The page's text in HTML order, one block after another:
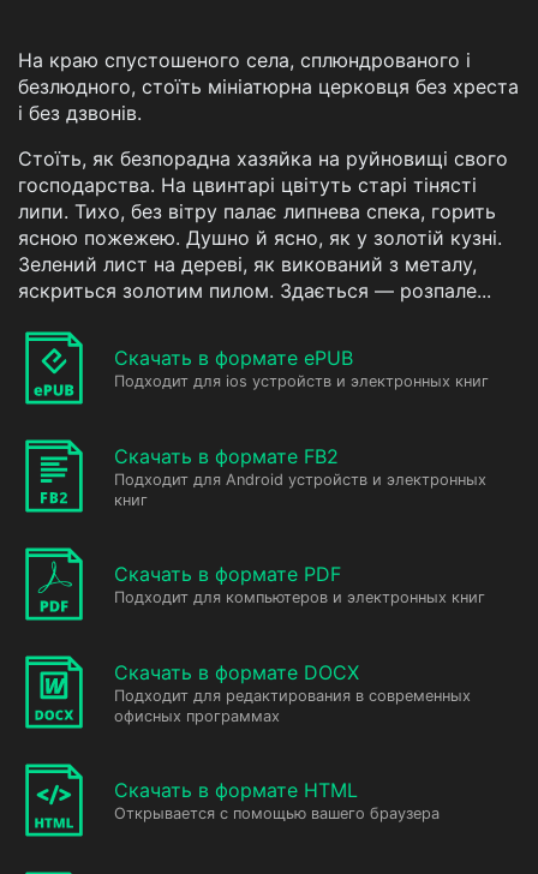
На краю спустошеного села, сплюндрованого і
безлюдного, стоїть мініатюрна церковця без хреста
і без дзвонів.
Стоїть, як безпорадна хазяйка на руйновищі свого
господарства. На цвинтарі цвітуть старі тінясті
липи. Тихо, без вітру палає липнева спека, горить
ясною пожежею. Душно й ясно, як у золотій кузні.
Зелений лист на дереві, як викований з металу,
яскриться золотим пилом. Здається — розпале...
Скачать в формате ePUB
Подходит для ios устройств и электронных книг
Скачать в формате FB2
Подходит для Android устройств и электронных
книг
Скачать в формате PDF
Подходит для компьютеров и электронных книг
Скачать в формате DOCX
Подходит для редактирования в современных
офисных программах
Скачать в формате HTML
Открывается с помощью вашего браузера